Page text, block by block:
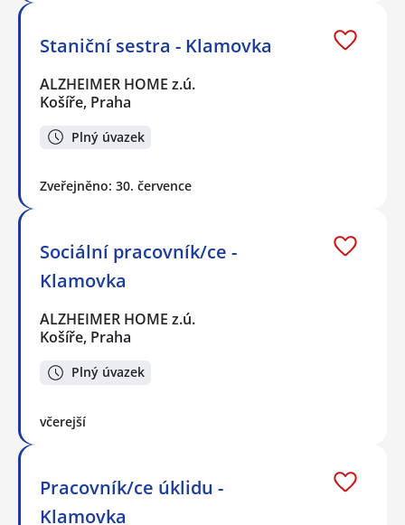
Staniční sestra - Klamovka
ALZHEIMER HOME z.ú.
Košíře, Praha
Plný úvazek
Zveřejněno: 30. července
Sociální pracovník/ce -
Klamovka
ALZHEIMER HOME z.ú.
Košíře, Praha
Plný úvazek
včerejší
Pracovník/ce úklidu -
Klamovka